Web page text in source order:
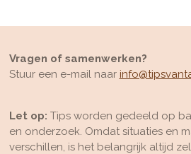
Vragen of samenwerken?
Stuur een e-mail naar
Let op: Tips worden gedeeld op
en onderzoek. Omdat situaties en
verschillen, is het belangrijk altijd